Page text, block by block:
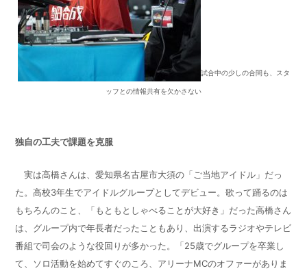
試合中の少しの合間も、スタ
ッフとの情報共有を欠かさない
独自の工夫で課題を克服
実は高橋さんは、愛知県名古屋市大須の「ご当地アイドル」だっ
た。高校3年生でアイドルグループとしてデビュー。歌って踊るのは
もちろんのこと、「もともとしゃべることが大好き」だった高橋さん
は、グループ内で年長者だったこともあり、出演するラジオやテレビ
番組で司会のような役回りが多かった。「25歳でグループを卒業し
て、ソロ活動を始めてすぐのころ、アリーナMCのオファーがありま